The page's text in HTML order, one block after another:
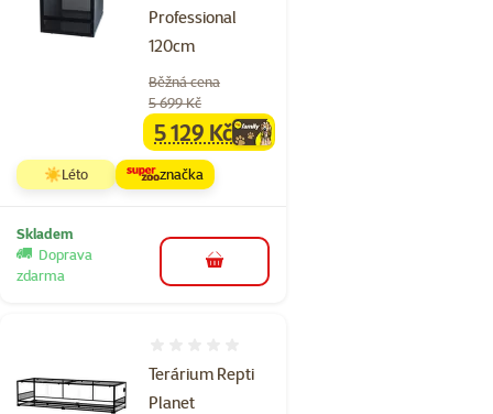
Professional
120cm
Běžná cena
5 699 Kč
familycena
5 129 Kč
☀️Léto značka
Skladem
Doprava
zdarma
do košíku
Terárium Repti
Planet